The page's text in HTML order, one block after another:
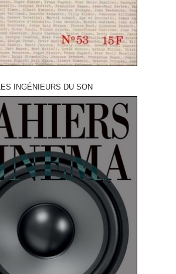
LES INGÉNIEURS DU SON